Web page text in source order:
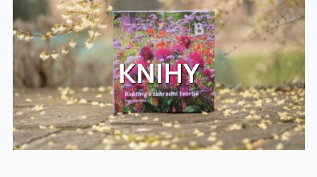
KNIHY